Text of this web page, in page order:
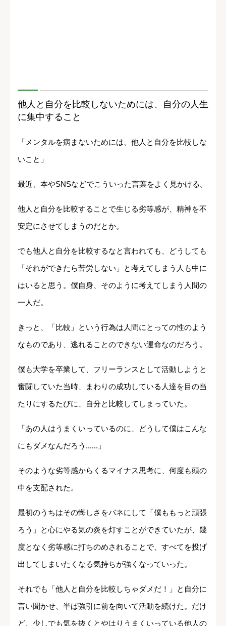
他人と自分を比較しないためには、自分の人生
に集中すること
「メンタルを病まないためには、他人と自分を比較しな
いこと」
最近、本やSNSなどでこういった言葉をよく見かける。
他人と自分を比較することで生じる劣等感が、精神を不
安定にさせてしまうのだとか。
でも他人と自分を比較するなと言われても、どうしても
「それができたら苦労しない」と考えてしまう人も中に
はいると思う。僕自身、そのように考えてしまう人間の
一人だ。
きっと、「比較」という行為は人間にとっての性のよう
なものであり、逃れることのできない運命なのだろう。
僕も大学を卒業して、フリーランスとして活動しようと
奮闘していた当時、まわりの成功している人達を目の当
たりにするたびに、自分と比較してしまっていた。
「あの人はうまくいっているのに、どうして僕はこんな
にもダメなんだろう......」
そのような劣等感からくるマイナス思考に、何度も頭の
中を支配された。
最初のうちはその悔しさをバネにして「僕ももっと頑張
ろう」と心にやる気の炎を灯すことができていたが、幾
度となく劣等感に打ちのめされることで、すべてを投げ
出してしまいたくなる気持ちが強くなっていった。
それでも「他人と自分を比較しちゃダメだ！」と自分に
言い聞かせ、半ば強引に前を向いて活動を続けた。だけ
ど、少しでも気を抜くとやはりうまくいっている他人の